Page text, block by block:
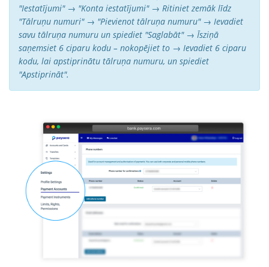
"Iestatījumi" → "Konta iestatījumi" → Ritiniet zemāk līdz
"Tālruņu numuri" → "Pievienot tālruņa numuru" → Ievadiet
savu tālruņa numuru un spiediet "Saglabāt" → Īsziņā
saņemsiet 6 ciparu kodu – nokopējiet to → Ievadiet 6 ciparu
kodu, lai apstiprinātu tālruņa numuru, un spiediet
"Apstiprināt".